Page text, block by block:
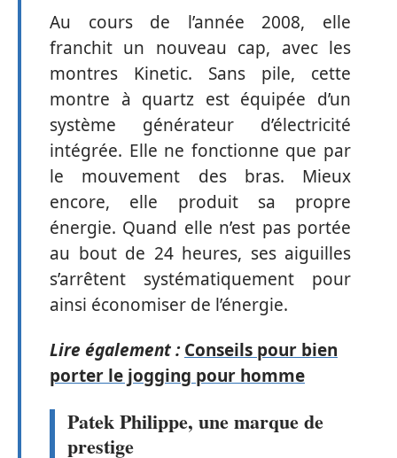
Au cours de l’année 2008, elle
franchit un nouveau cap, avec les
montres Kinetic. Sans pile, cette
montre à quartz est équipée d’un
système générateur d’électricité
intégrée. Elle ne fonctionne que par
le mouvement des bras. Mieux
encore, elle produit sa propre
énergie. Quand elle n’est pas portée
au bout de 24 heures, ses aiguilles
s’arrêtent systématiquement pour
ainsi économiser de l’énergie.
Lire également : Conseils pour bien
porter le jogging pour homme
Patek Philippe, une marque de
prestige